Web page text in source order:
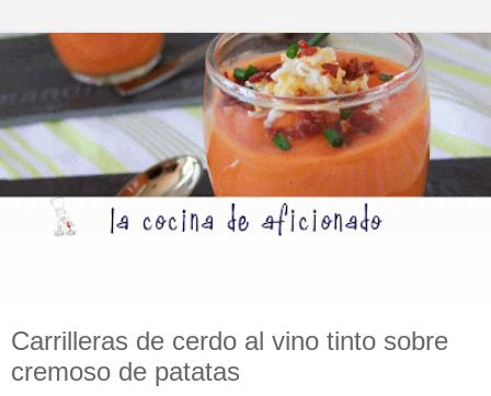
Carrilleras de cerdo al vino tinto sobre
cremoso de patatas